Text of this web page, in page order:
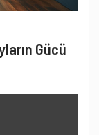
Gücü